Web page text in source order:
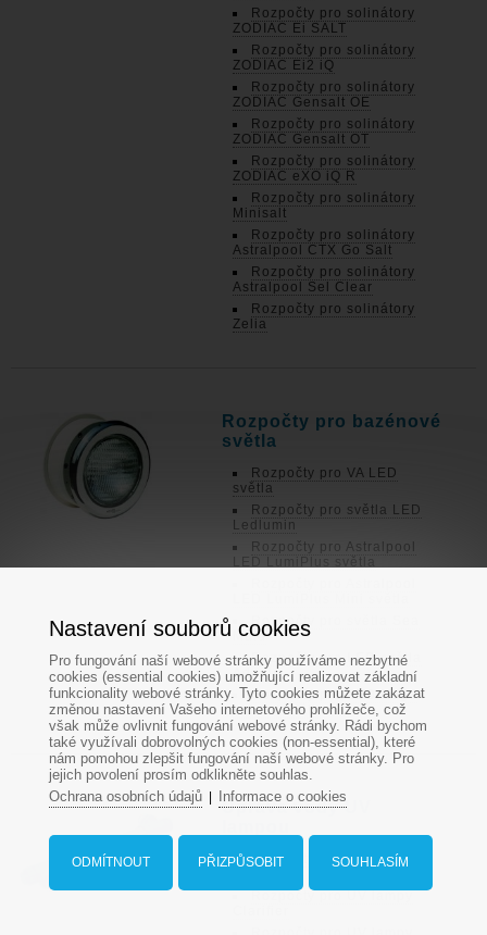
Rozpočty pro solinátory
ZODIAC Ei SALT
Rozpočty pro solinátory
ZODIAC Ei2 iQ
Rozpočty pro solinátory
ZODIAC Gensalt OE
Rozpočty pro solinátory
ZODIAC Gensalt OT
Rozpočty pro solinátory
ZODIAC eXO iQ R
Rozpočty pro solinátory
Minisalt
Rozpočty pro solinátory
Astralpool CTX Go Salt
Rozpočty pro solinátory
Astralpool Sel Clear
Rozpočty pro solinátory
Zelia
Rozpočty pro bazénové
světla
Rozpočty pro VA LED
světla
Rozpočty pro světla LED
Ledlumin
Rozpočty pro Astralpool
LED LumiPlus světla
Rozpočty pro světla Sea
Maid
Rozpočty pro LED světla
Adagio
Rozpočty pro LED Hugo
Lahme světla
Úprava vody UV
Rozpočty pro UV lampy
Nastavení souborů cookies
Pro fungování naší webové stránky používáme nezbytné
cookies (essential cookies) umožňující realizovat základní
funkcionality webové stránky. Tyto cookies můžete zakázat
změnou nastavení Vašeho internetového prohlížeče, což
však může ovlivnit fungování webové stránky. Rádi bychom
také využívali dobrovolných cookies (non-essential), které
nám pomohou zlepšit fungování naší webové stránky. Pro
jejich povolení prosím odklikněte souhlas.
Ochrana osobních údajů| Informace o cookies
SOUHLASÍM
PŘIZPŮSOBIT
ODMÍTNOUT